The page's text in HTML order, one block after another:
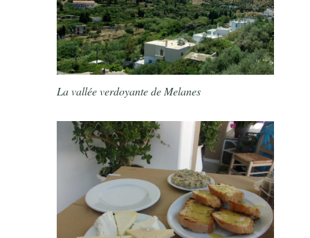
La vallée verdoyante de Melanes